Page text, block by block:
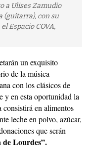
a Ulises Zamudio
(guitarra), con su
Espacio COVA,
un exquisito
de la música
con los clásicos de
y en esta oportunidad la
consistirá en alimentos
leche en polvo, azúcar,
que serán
de Lourdes”.